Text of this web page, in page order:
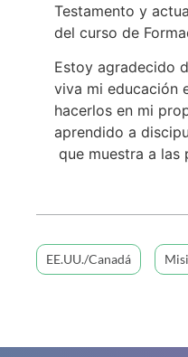
Testamento y
del curso de
Estoy agradecido
viva mi educación
hacerlos en mi
aprendido a
que muestra a las
EE.UU./Canadá